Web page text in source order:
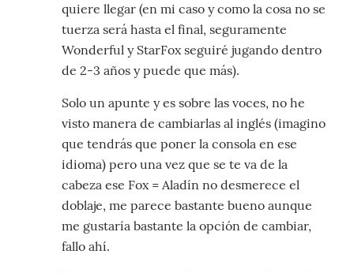
quiere llegar (en mi caso y como la cosa no se
tuerza será hasta el final, seguramente
Wonderful y StarFox seguiré jugando dentro
de 2-3 años y puede que más).
Solo un apunte y es sobre las voces, no he
visto manera de cambiarlas al inglés (imagino
que tendrás que poner la consola en ese
idioma) pero una vez que se te va de la
cabeza ese Fox = Aladín no desmerece el
doblaje, me parece bastante bueno aunque
me gustaría bastante la opción de cambiar,
fallo ahí.